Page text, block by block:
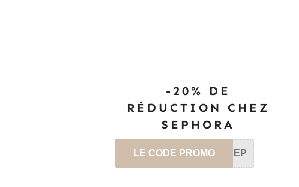
-20% DE
RÉDUCTION CHEZ
SEPHORA
LE CODE PROMO SEP